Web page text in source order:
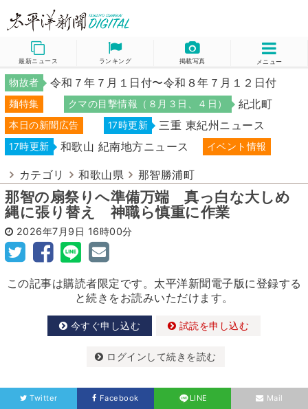
最新ニュース ランキング 掲載写真 メニュー
物故者 令和７年７月１日付〜令和８年７月１２日付
麺特集 クマの目撃情報（８月３日、４日） 紀北町
本日の新聞広告 17時更新 三重 東紀州ニュース
17時更新 和歌山 紀南地方ニュース イベント情報
カテゴリ 和歌山県 那智勝浦町
那智の扇祭りへ準備万端 真っ白な大しめ
縄に張り替え 神職ら慎重に作業
2026年7月9日 16時00分
この記事は購読者限定です。太平洋新聞電子版に登録する
と続きをお読みいただけます。
今すぐ申し込む 試読を申し込む
ログインして続きを読む
Twitter Facebook LINE Mail